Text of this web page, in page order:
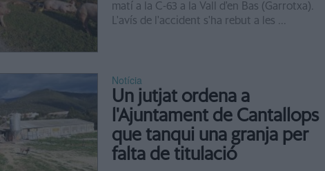
matí a la C-63 a la Vall d'en Bas (Garrotxa).
L'avís de l'accident s'ha rebut a les ...
Notícia
Un jutjat ordena a
l'Ajuntament de Cantallops
que tanqui una granja per
falta de titulació